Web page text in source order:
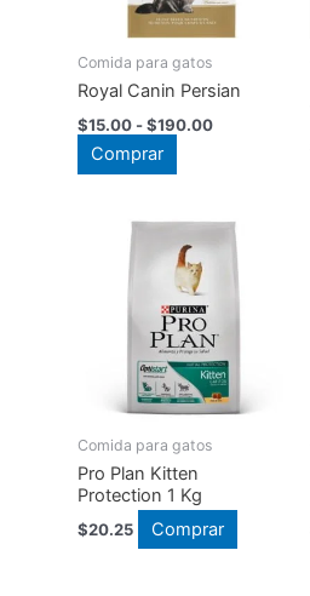
Comida para gatos
Royal Canin Persian
$15.00 - $190.00Rango
hasta
$190.00
Comprar
múltiples
variantes.
Las
opciones
se
pueden
elegir
en
la
página
de
Comida para gatos
Pro Plan Kitten
Protection 1 Kg
$20.25 Comprar